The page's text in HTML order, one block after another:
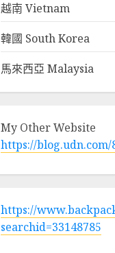
越南 Vietnam
韓國 South Korea
馬來西亞 Malaysia
My Other Website
https://blog.udn.com/
https://
searchid=33148785